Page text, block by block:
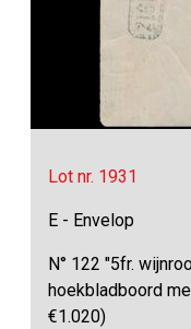
Lot nr. 1931
E - Envelop
N° 122 "5fr.
hoekbladboord
€1.020)